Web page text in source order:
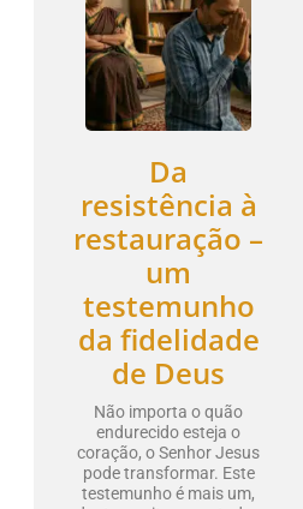
Da
resistência à
restauração –
um
testemunho
da fidelidade
de Deus
Não importa o quão
endurecido esteja o
coração, o Senhor Jesus
pode transformar. Este
testemunho é mais um,